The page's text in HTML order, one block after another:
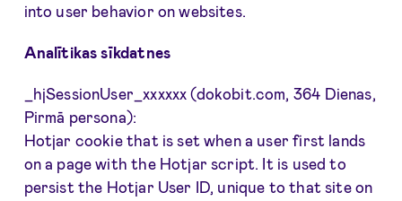
into user behavior on websites.
Analītikas sīkdatnes
_hjSessionUser_xxxxxx (dokobit.com, 364 Dienas,
Pirmā persona):
Hotjar cookie that is set when a user first lands
on a page with the Hotjar script. It is used to
persist the Hotjar User ID, unique to that site on